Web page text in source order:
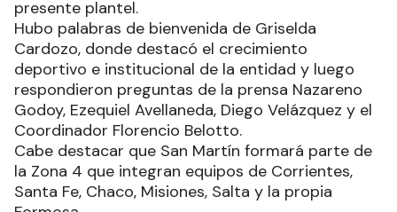
presente plantel.
Hubo palabras de bienvenida de Griselda
Cardozo, donde destacó el crecimiento
deportivo e institucional de la entidad y luego
respondieron preguntas de la prensa Nazareno
Godoy, Ezequiel Avellaneda, Diego Velázquez y el
Coordinador Florencio Belotto.
Cabe destacar que San Martín formará parte de
la Zona 4 que integran equipos de Corrientes,
Santa Fe, Chaco, Misiones, Salta y la propia